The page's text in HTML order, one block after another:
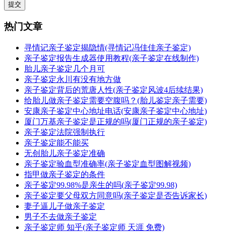
提交
热门文章
寻情记亲子鉴定揭隐情(寻情记冯佳佳亲子鉴定)
亲子鉴定报告生成器使用教程(亲子鉴定在线制作)
胎儿亲子鉴定几个月可
亲子鉴定永川有没有地方做
亲子鉴定背后的荒唐人性(亲子鉴定风波4后续结果)
给胎儿做亲子鉴定需要空腹吗？(胎儿鉴定亲子需要)
安康亲子鉴定中心地址电话(安康亲子鉴定中心地址)
厦门万基亲子鉴定是正规的吗(厦门正规的亲子鉴定)
亲子鉴定法院强制执行
亲子鉴定能不能买
无创胎儿亲子鉴定准确
亲子鉴定验血型准确率(亲子鉴定血型图解视频)
指甲做亲子鉴定的条件
亲子鉴定99.98%是亲生的吗(亲子鉴定99.98)
亲子鉴定要父母双方同意吗(亲子鉴定是否告诉家长)
妻子逼儿子做亲子鉴定
男子不去做亲子鉴定
亲子鉴定师 知乎(亲子鉴定师 天涯 免费)